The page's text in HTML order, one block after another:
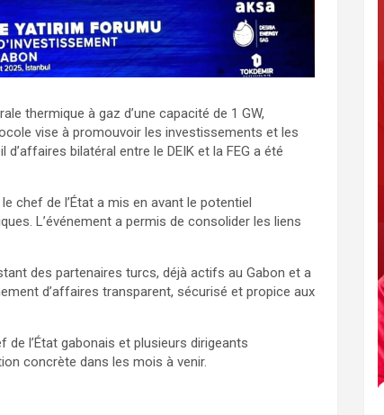
thermique à gaz d’une capacité de 1 GW,
vise à promouvoir les investissements et les
bilatéral entre le DEIK et la FEG a été
chef de l’État a mis en avant le potentiel
L’événement a permis de consolider les liens
des partenaires turcs, déjà actifs au Gabon et a
d’affaires transparent, sécurisé et propice aux
l’État gabonais et plusieurs dirigeants
concrète dans les mois à venir.